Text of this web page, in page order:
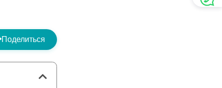
Поделиться